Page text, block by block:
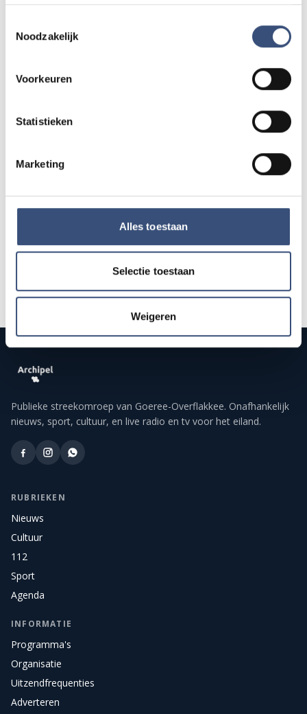
Noodzakelijk
Voorkeuren
Statistieken
Marketing
Alles toestaan
Selectie toestaan
Weigeren
13
AUG.
Hippie Beach Day markt bij Houten Kaap
13
AUG.
Alle events op de agenda →
Publieke streekomroep van Goeree-Overflakkee. Onafhankelijk
nieuws, sport, cultuur, en live radio en tv voor het eiland.
RUBRIEKEN
Nieuws
Cultuur
112
Sport
Agenda
INFORMATIE
Programma's
Organisatie
Uitzendfrequenties
Adverteren